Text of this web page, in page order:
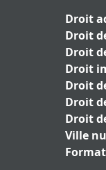
Droit
Droit
Droit
Droit
Droit
Droit
Droit
Ville